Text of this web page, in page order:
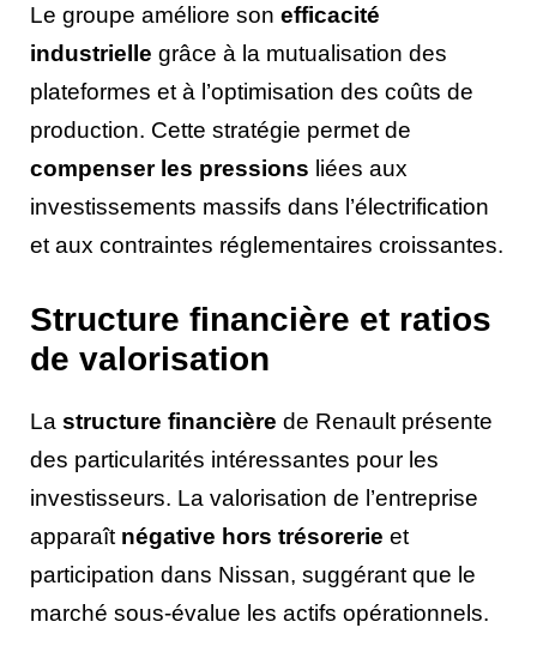
Le groupe améliore son efficacité
industrielle grâce à la mutualisation des
plateformes et à l’optimisation des coûts de
production. Cette stratégie permet de
compenser les pressions liées aux
investissements massifs dans l’électrification
et aux contraintes réglementaires croissantes.
Structure financière et ratios
de valorisation
La structure financière de Renault présente
des particularités intéressantes pour les
investisseurs. La valorisation de l’entreprise
apparaît négative hors trésorerie et
participation dans Nissan, suggérant que le
marché sous-évalue les actifs opérationnels.